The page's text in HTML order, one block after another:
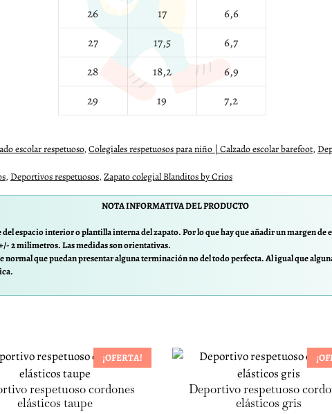
26
17
6,6
27
17,5
6,7
28
18,2
6,9
29
19 7,2
escolar respetuoso, Colegiales respetuosos para niño | Calzado escolar barefoot,
, Deportivos respetuosos, Zapato colegial Blanditos by Crios
NOTA INFORMATIVA DEL PRODUCTO
espacio interior o plantilla interna del zapato. Por lo que hay que añadir un margen de
2 milímetros. Las medidas son orientativas.
que puedan presentar alguna terminación no del todo perfecta. Al igual que
¡OFERTA!
respetuoso cordones
elásticos taupe
Deportivo respetuoso
elásticos gris